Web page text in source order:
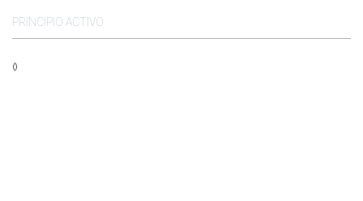
PRINCIPIO ACTIVO
()